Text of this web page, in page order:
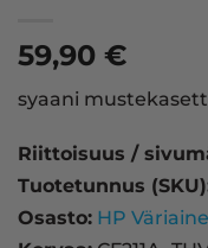
59,90 €
syaani
Riittoisuus /
Tuotetunnus
Osasto: HP